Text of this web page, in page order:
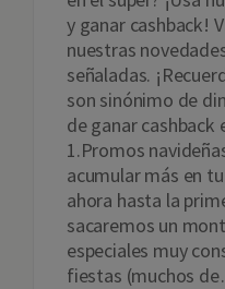
y ganar cashback!
nuestras
señaladas.
son sinónimo de
de ganar cashback
1.Promos
acumular más en
ahora hasta la
sacaremos un
especiales muy
fiestas (muchos